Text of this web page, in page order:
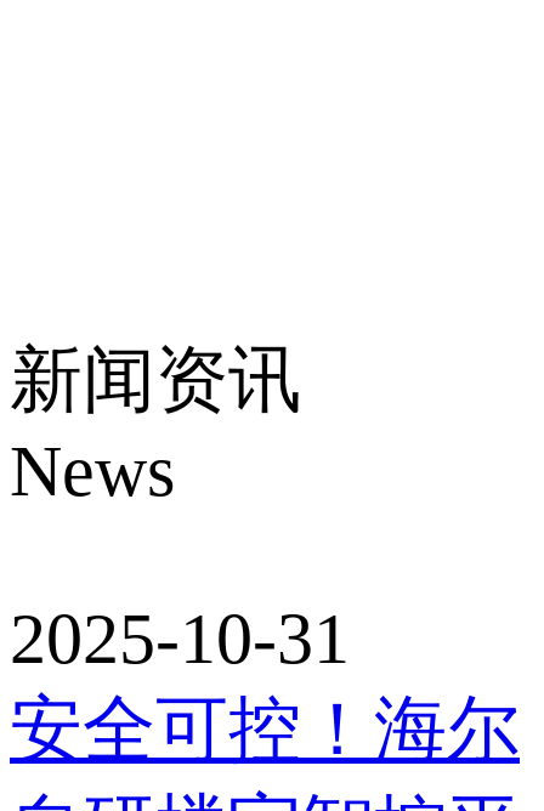
新闻资讯
News
2025-10-31
安全可控！海尔